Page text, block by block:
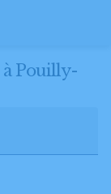
à Pouilly-